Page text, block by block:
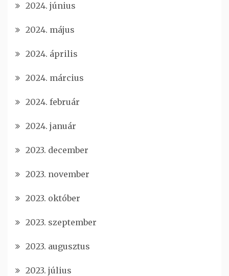
2024. június
2024. május
2024. április
2024. március
2024. február
2024. január
2023. december
2023. november
2023. október
2023. szeptember
2023. augusztus
2023. július